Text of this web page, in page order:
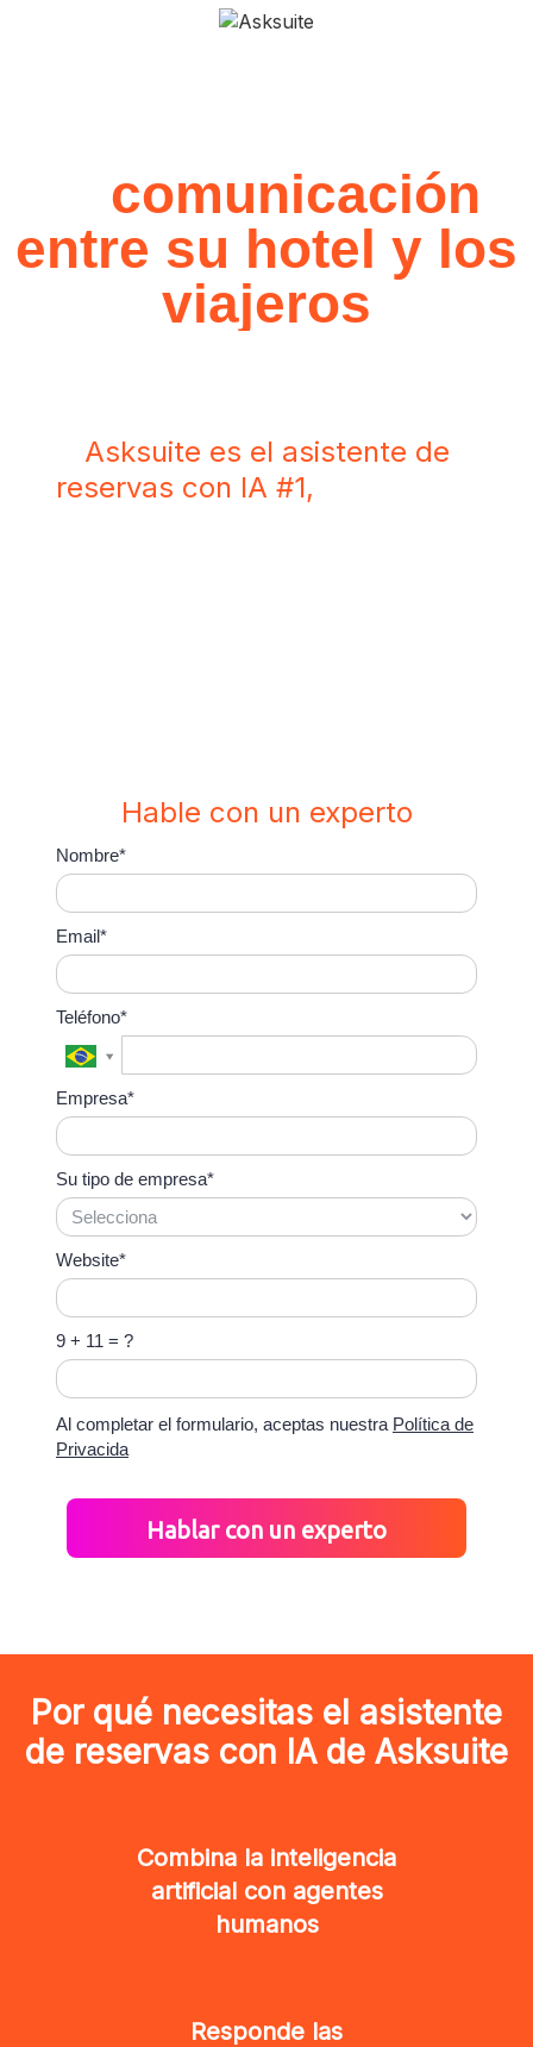
comunicación
entre su hotel y los
viajeros
Asksuite es el asistente de
reservas con IA #1,
Hable con un experto
Nombre*
Email*
Teléfono*
Empresa*
Su tipo de empresa*
Website*
9 + 11 = ?
Al completar el formulario, aceptas nuestra Política de
Privacida
Hablar con un experto
Por qué necesitas el asistente
de reservas con IA de Asksuite
Combina la inteligencia
artificial con agentes
humanos
Responde las